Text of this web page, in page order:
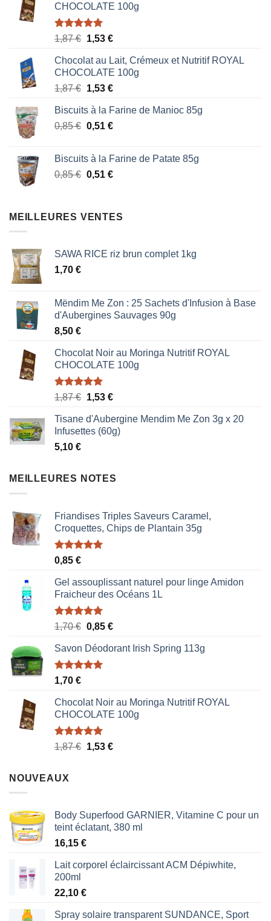
CHOCOLATE 100g
Note5.00
1,87€ Le
initial
était :
1,87 €.
1,53 €Le
actuel
est :
1,53 €.
Chocolat au Lait, Crémeux et Nutritif ROYAL
CHOCOLATE 100g
1,87€ Le
initial
était :
1,53 €Le
actuel
est :
Biscuits à la Farine de Manioc 85g
0,85€ Le
était :
0,85 €.
0,51 €Le
est :
0,51 €.
Biscuits à la Farine de Patate 85g
0,85€ Le
était :
0,51 €Le
est :
MEILLEURES VENTES
SAWA RICE riz brun complet 1kg
1,70 €
Mëndim Me Zon : 25 Sachets d'Infusion à Base
d'Aubergines Sauvages 90g
8,50 €
Chocolat Noir au Moringa Nutritif ROYAL
CHOCOLATE 100g
Note5.00
1,87€ Le
initial
était :
1,53 €Le
actuel
est :
Tisane d'Aubergine Mendim Me Zon 3g x 20
Infusettes (60g)
5,10 €
MEILLEURES NOTES
Friandises Triples Saveurs Caramel,
Croquettes, Chips de Plantain 35g
Note5.00
0,85 €
Gel assouplissant naturel pour linge Amidon
Fraicheur des Océans 1L
Note5.00
1,70€ Le
initial
était :
0,85 €Le
actuel
Savon Déodorant Irish Spring 113g
Note5.00
1,70 €
Chocolat Noir au Moringa Nutritif ROYAL
CHOCOLATE 100g
Note5.00
1,87€ Le
1,53 €Le
NOUVEAUX
Body Superfood GARNIER, Vitamine C pour un
teint éclatant, 380 ml
16,15 €
Lait corporel éclaircissant ACM Dépiwhite,
200ml
22,10 €
Spray solaire transparent SUNDANCE, Sport